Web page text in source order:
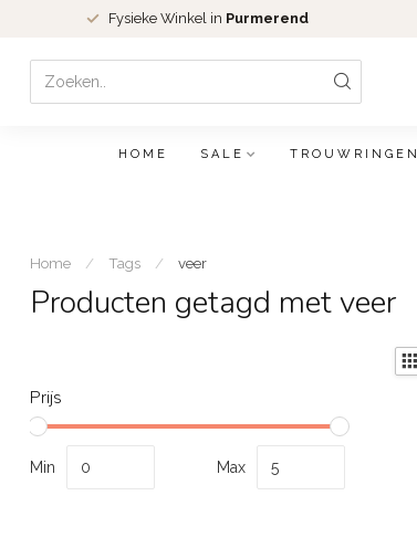
Fysieke Winkel in Purmerend
HOME SALE TROUWRINGEN
Home / Tags / veer
Producten getagd met veer
Prijs
Min Max